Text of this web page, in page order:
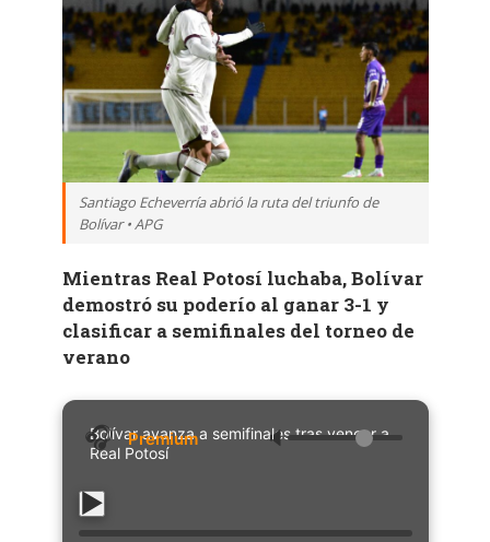
Santiago Echeverría abrió la ruta del triunfo de
Bolívar • APG
Mientras Real Potosí luchaba, Bolívar
demostró su poderío al ganar 3-1 y
clasificar a semifinales del torneo de
verano
Bolívar avanza a semifinales tras vencer a
Real Potosí
🔈